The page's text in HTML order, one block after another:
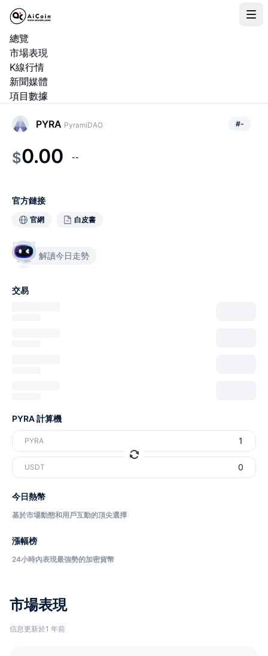
總覽
市場表現
K線行情
新聞媒體
項目數據
市場表現
信息更新於1 年前
PYRA PyramiDAO #-
$0.00 --
官方鏈接
官網 白皮書
解讀今日走勢
交易
PYRA 計算機
PYRA
USDT
今日熱幣
基於市場動態和用戶互動的頂尖選擇
漲幅榜
24小時內表現最強勢的加密貨幣